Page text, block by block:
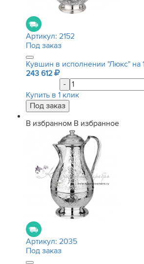
Артикул: 2152
Под заказ
Кувшин в исполнении "Люкс" на
243 612
-
Купить в 1 клик
В избранном В избранное
Артикул: 2035
Под заказ